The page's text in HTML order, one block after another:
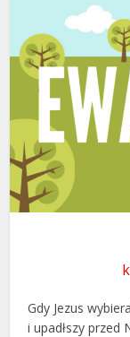
Gdy Jezus
i upadłszy przed